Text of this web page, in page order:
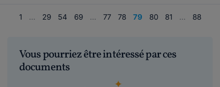
1 … 29 54 69 … 77 78 79 80 81 … 88
Vous pourriez être intéressé par ces
documents